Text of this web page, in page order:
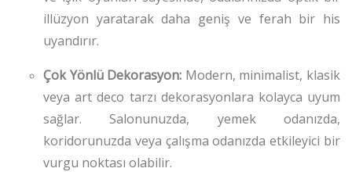
illüzyon yaratarak daha geniş ve ferah bir his
uyandırır.
Çok Yönlü Dekorasyon: Modern, minimalist, klasik
veya art deco tarzı dekorasyonlara kolayca uyum
sağlar. Salonunuzda, yemek odanızda,
koridorunuzda veya çalışma odanızda etkileyici bir
vurgu noktası olabilir.